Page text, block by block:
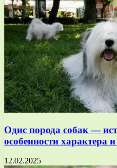
Одис порода собак —
особенности характера
12.02.2025